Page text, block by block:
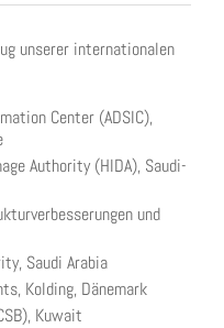
unserer internationalen
Center (ADSIC),
Authority (HIDA), Saudi-
und
Saudi Arabia
Kolding, Dänemark
Kuwait